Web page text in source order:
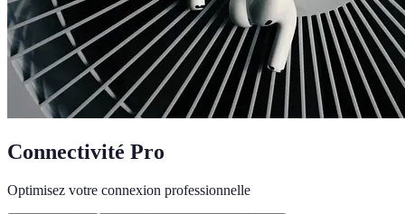
Connectivité Pro
Optimisez votre connexion professionnelle